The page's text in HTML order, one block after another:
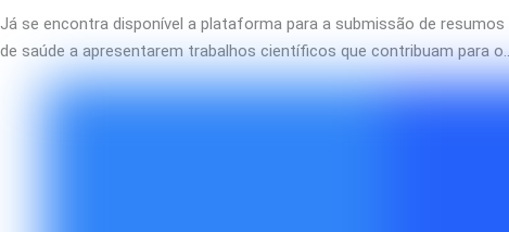
Já se encontra disponível a plataforma para a submissão de
de saúde a apresentarem trabalhos científicos que contribuam para